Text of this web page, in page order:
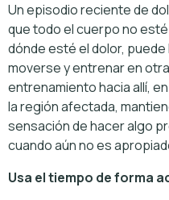
Un episodio reciente de
que todo el cuerpo no
dónde esté el dolor,
moverse y entrenar en
entrenamiento hacia allí,
la región afectada,
sensación de hacer algo
cuando aún no es
Usa el tiempo de forma